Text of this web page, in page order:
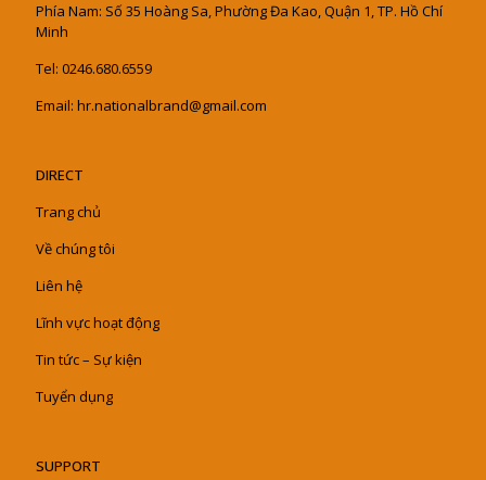
Phía Nam: Số 35 Hoàng Sa, Phường Đa Kao, Quận 1, TP. Hồ Chí
Minh
Tel: 0246.680.6559
Email: hr.nationalbrand@gmail.com
DIRECT
Trang chủ
Về chúng tôi
Liên hệ
Lĩnh vực hoạt động
Tin tức – Sự kiện
Tuyển dụng
SUPPORT